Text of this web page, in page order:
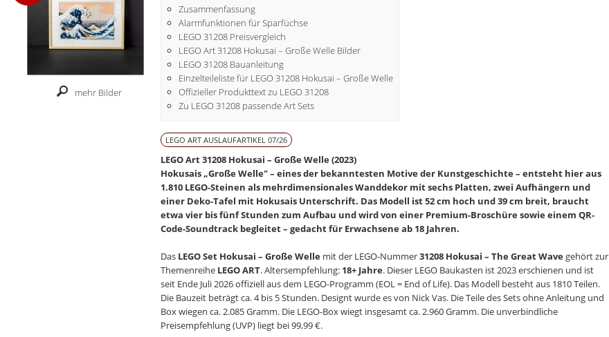
mehr Bilder
Zusammenfassung
Alarmfunktionen für Sparfüchse
LEGO 31208 Preisvergleich
LEGO Art 31208 Hokusai – Große Welle Bilder
LEGO 31208 Bauanleitung
Einzelteileliste für LEGO 31208 Hokusai – Große Welle
Offizieller Produkttext zu LEGO 31208
Zu LEGO 31208 passende Art Sets
LEGO ART AUSLAUFARTIKEL 07/26
LEGO Art 31208 Hokusai – Große Welle (2023)
Hokusais „Große Welle" – eines der bekanntesten Motive der Kunstgeschichte – entsteht hier aus
1.810 LEGO-Steinen als mehrdimensionales Wanddekor mit sechs Platten, zwei Aufhängern und
einer Deko-Tafel mit Hokusais Unterschrift. Das Modell ist 52 cm hoch und 39 cm breit, braucht
etwa vier bis fünf Stunden zum Aufbau und wird von einer Premium-Broschüre sowie einem QR-
Code-Soundtrack begleitet – gedacht für Erwachsene ab 18 Jahren.
Das LEGO Set Hokusai – Große Wellemit der LEGO-Nummer31208 Hokusai – The Great Wavegehört zur
Themenreihe LEGO ART. Altersempfehlung: 18+ Jahre. Dieser LEGO Baukasten ist 2023 erschienen und ist
seit Ende Juli 2026 offiziell aus dem LEGO-Programm (EOL = End of Life). Das Modell besteht aus 1810 Teilen.
Die Bauzeit beträgt ca. 4 bis 5 Stunden. Designt wurde es von Nick Vas. Die Teile des Sets ohne Anleitung und
Box wiegen ca. 2.085 Gramm. Die LEGO-Box wiegt insgesamt ca. 2.960 Gramm. Die unverbindliche
Preisempfehlung (UVP) liegt bei 99,99 €.